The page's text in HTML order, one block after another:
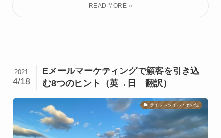
Eメールマーケティングで顧客を引き込
む8つのヒント（英→日 翻訳）
2021
4/18
ライフスタイル・その他